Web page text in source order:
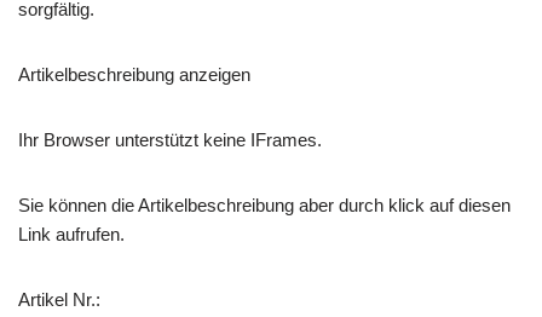
sorgfältig.
Artikelbeschreibung anzeigen
Ihr Browser unterstützt keine IFrames.
Sie können die Artikelbeschreibung aber durch klick auf diesen
Link aufrufen.
Artikel Nr.: